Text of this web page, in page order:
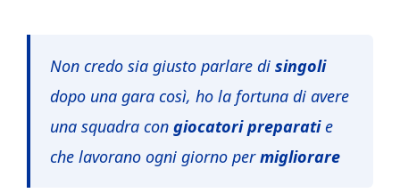
Non credo sia giusto parlare di singoli
dopo una gara così, ho la fortuna di avere
una squadra con giocatori preparatie
che lavorano ogni giorno permigliorare